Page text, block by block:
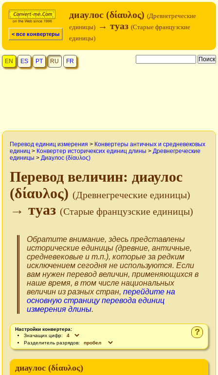
< все конвертеры
диаулос (δίαυλος) (Древнегреческие
единицы) → туаз (Старые французские
единицы)
EN ES PT RU FR
Перевод единиц измерения > Конвертеры античных и средневековых
единиц > Конвертер историчексих единиц длины > Древнегреческие
единицы > Диаулос (δίαυλος)
Перевод величин: диаулос
(δίαυλος) (Древнегреческие единицы)
→ туаз (Старые французские единицы)
Обратите внимание, здесь представлены
исторические единицы (древние, античные,
средневековые и т.п.), которые за редким
исключением сегодня не используются. Если
вам нужен перевод величин, применяющихся в
наше время, в том числе национальных
величин из разных стран, перейдите на
основную страницу перевода единиц
измерения длины.
?
Настройки конвертера:
Значащих цифр:
Разделитель разрядов:
диаулос (δίαυλος)